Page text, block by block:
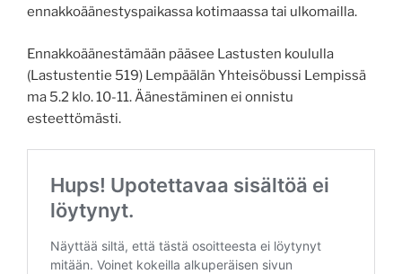
ennakkoäänestyspaikassa kotimaassa tai ulkomailla.
Ennakkoäänestämään pääsee Lastusten koululla
(Lastustentie 519) Lempäälän Yhteisöbussi Lempissä
ma 5.2 klo. 10-11. Äänestäminen ei onnistu
esteettömästi.